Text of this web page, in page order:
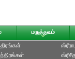
மருத்துவம்